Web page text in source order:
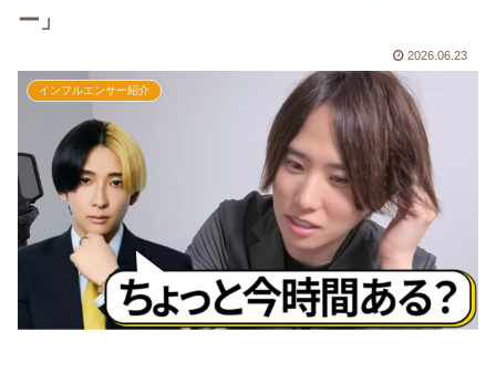
ー」
2026.06.23
インフルエンサー紹介